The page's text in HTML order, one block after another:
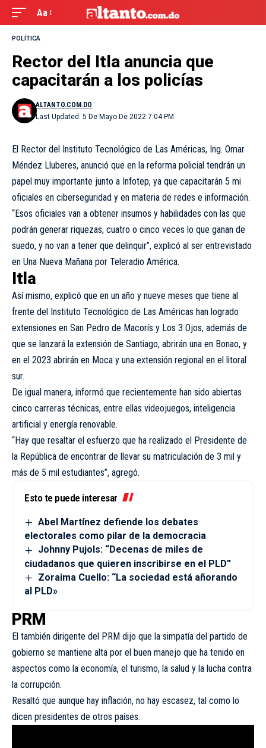
Aa
POLÍTICA
Rector del Itla anuncia que
capacitarán a los policías
Last Updated: 5 De Mayo De 2022 7:04 PM
ALTANTO.COM.DO
El Rector del Instituto Tecnológico de Las Américas, Ing. Omar
Méndez Lluberes, anunció que en la reforma policial tendrán un
papel muy importante junto a Infotep, ya que capacitarán 5 mi
oficiales en ciberseguridad y en materia de redes e información.
“Esos oficiales van a obtener insumos y habilidades con las que
podrán generar riquezas, cuatro o cinco veces lo que ganan de
suedo, y no van a tener que delinquir”, explicó al ser entrevistado
en Una Nueva Mañana por Teleradio América.
Itla
Así mismo, explicó que en un año y nueve meses que tiene al
frente del Instituto Tecnológico de Las Américas han logrado
extensiones en San Pedro de Macorís y Los 3 Ojos, además de
que se lanzará la extensión de Santiago, abrirán una en Bonao, y
en el 2023 abrirán en Moca y una extensión regional en el litoral
sur.
De igual manera, informó que recientemente han sido abiertas
cinco carreras técnicas, entre ellas videojuegos, inteligencia
artificial y energía renovable.
“Hay que resaltar el esfuerzo que ha realizado el Presidente de
la República de encontrar de llevar su matriculación de 3 mil y
más de 5 mil estudiantes”, agregó.
Esto te puede interesar
Abel Martínez defiende los debates
electorales como pilar de la democracia
Johnny Pujols: “Decenas de miles de
ciudadanos que quieren inscribirse en el PLD”
Zoraima Cuello: “La sociedad está añorando
al PLD»
PRM
El también dirigente del PRM dijo que la simpatía del partido de
gobierno se mantiene alta por el buen manejo que ha tenido en
aspectos como la economía, el turismo, la salud y la lucha contra
la corrupción.
Resaltó que aunque hay inflación, no hay escasez, tal como lo
dicen presidentes de otros países.